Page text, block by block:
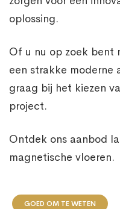
oplossing.
Of u nu op zoek bent
een strakke moderne
graag bij het kiezen
project.
Ontdek ons aanbod
magnetische vloeren.
GOED OM TE WETEN